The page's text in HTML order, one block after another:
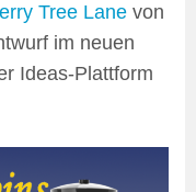
Tree Lane von
im neuen
Ideas-Plattform